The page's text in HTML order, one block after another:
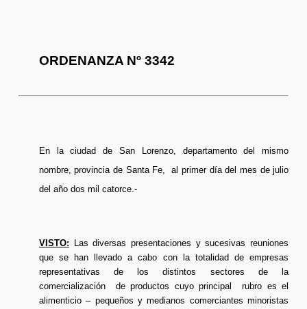
ORDENANZA Nº 3342
En la ciudad de San Lorenzo, departamento del mismo
nombre, provincia de Santa Fe, al primer día del mes de julio
del año dos mil catorce.-
VISTO: Las diversas presentaciones y sucesivas reuniones
que se han llevado a cabo con la totalidad de empresas
representativas de los distintos sectores de la
comercialización de productos cuyo principal rubro es el
alimenticio – pequeños y medianos comerciantes minoristas